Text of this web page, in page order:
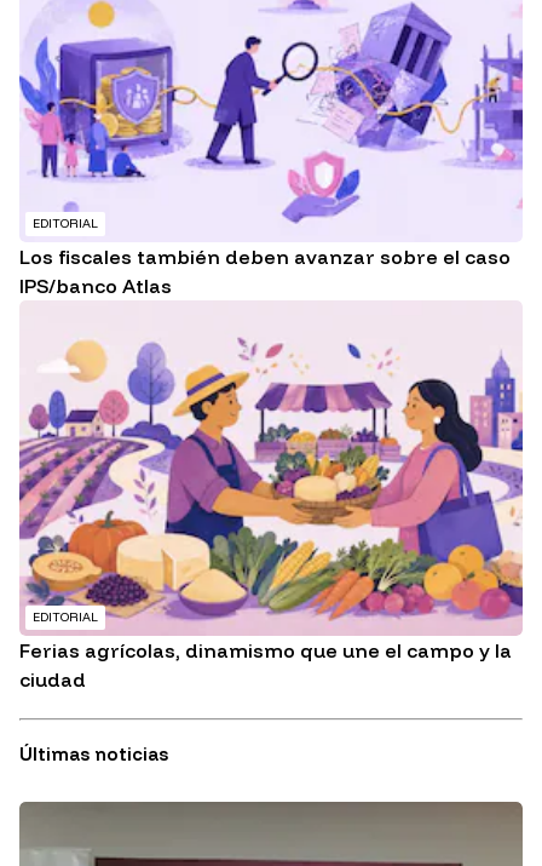
EDITORIAL
Los fiscales también deben avanzar sobre el caso
IPS/banco Atlas
EDITORIAL
Ferias agrícolas, dinamismo que une el campo y la
ciudad
Últimas noticias